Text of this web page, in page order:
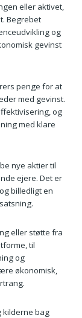
eller aktivet,
Begrebet
og
gevinst
penge for at
med gevinst.
og
med klare
nye aktier til
ejere. Det er
billedligt en
eller støtte fra
til
og
økonomisk,
kilderne bag